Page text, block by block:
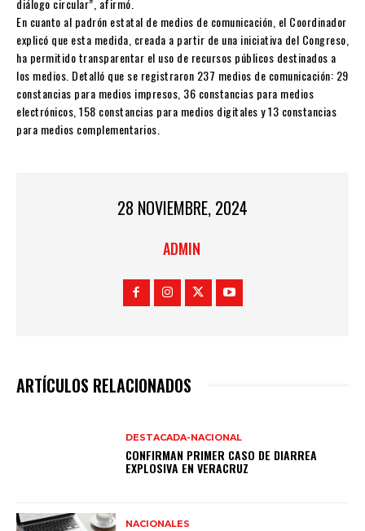
diálogo circular”, afirmó.
En cuanto al padrón estatal de medios de comunicación, el Coordinador
explicó que esta medida, creada a partir de una iniciativa del Congreso,
ha permitido transparentar el uso de recursos públicos destinados a
los medios. Detalló que se registraron 237 medios de comunicación: 29
constancias para medios impresos, 36 constancias para medios
electrónicos, 158 constancias para medios digitales y 13 constancias
para medios complementarios.
28 NOVIEMBRE, 2024
ADMIN
ARTÍCULOS RELACIONADOS
DESTACADA-NACIONAL
CONFIRMAN PRIMER CASO DE DIARREA
EXPLOSIVA EN VERACRUZ
NACIONALES